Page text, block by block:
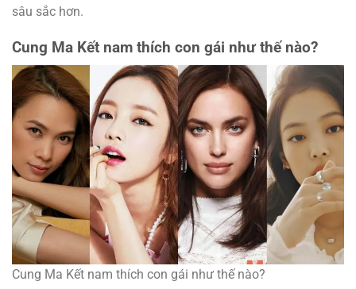
sâu sắc hơn.
Cung Ma Kết nam thích con gái như thế nào?
Cung Ma Kết nam thích con gái như thế nào?